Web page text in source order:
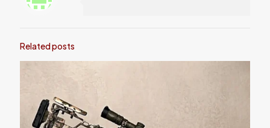
Related posts